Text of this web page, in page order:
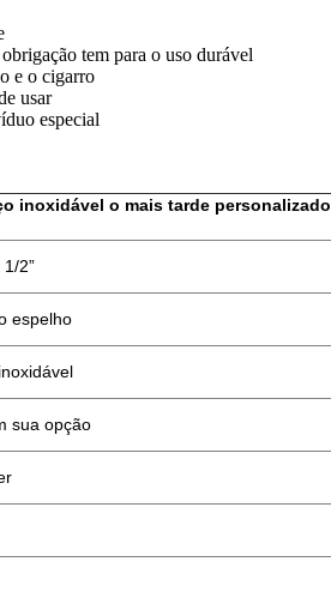
tem para o uso durável
e o cigarro
usar
especial
inoxidável o mais tarde
2”
espelho
sua opção